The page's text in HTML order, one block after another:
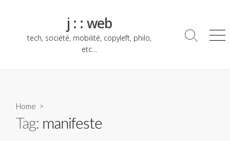
j : : web
tech, société, mobilité, copyleft, philo,
etc…
Search
Home >
Tag: manifeste